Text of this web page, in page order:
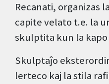
Recanati, organizas
capite velato t.e. la
skulptita kun la
Skulptaĵo
lerteco kaj la stila